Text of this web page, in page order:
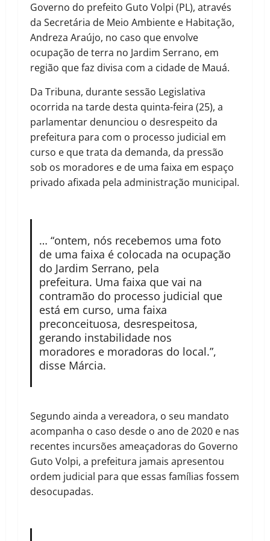
Governo do prefeito Guto Volpi (PL), através
da Secretária de Meio Ambiente e Habitação,
Andreza Araújo, no caso que envolve
ocupação de terra no Jardim Serrano, em
região que faz divisa com a cidade de Mauá.
Da Tribuna, durante sessão Legislativa
ocorrida na tarde desta quinta-feira (25), a
parlamentar denunciou o desrespeito da
prefeitura para com o processo judicial em
curso e que trata da demanda, da pressão
sob os moradores e de uma faixa em espaço
privado afixada pela administração municipal.
… “ontem, nós recebemos uma foto
de uma faixa é colocada na ocupação
do Jardim Serrano, pela
prefeitura. Uma faixa que vai na
contramão do processo judicial que
está em curso, uma faixa
preconceituosa, desrespeitosa,
gerando instabilidade nos
moradores e moradoras do local.”,
disse Márcia.
Segundo ainda a vereadora, o seu mandato
acompanha o caso desde o ano de 2020 e nas
recentes incursões ameaçadoras do Governo
Guto Volpi, a prefeitura jamais apresentou
ordem judicial para que essas famílias fossem
desocupadas.